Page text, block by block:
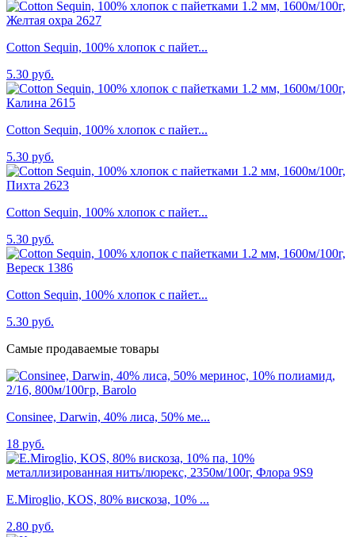
Cotton Sequin, 100% хлопок с пайет...
5.30 руб.
Cotton Sequin, 100% хлопок с пайет...
5.30 руб.
Cotton Sequin, 100% хлопок с пайет...
5.30 руб.
Cotton Sequin, 100% хлопок с пайет...
5.30 руб.
Самые продаваемые товары
Consinee, Darwin, 40% лиса, 50% ме...
18 руб.
E.Miroglio, KOS, 80% вискоза, 10% ...
2.80 руб.